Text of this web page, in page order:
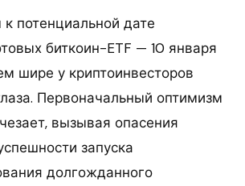
потенциальной дате
биткоин-ETF — 10 января
шире у криптоинвесторов
Первоначальный оптимизм
вызывая опасения
запуска
долгожданного